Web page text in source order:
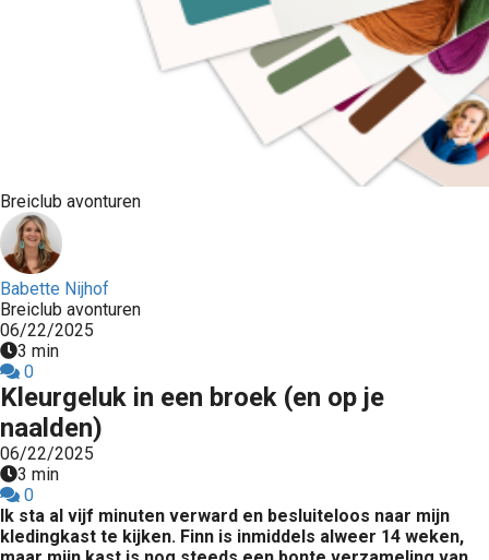
Breiclub avonturen
Babette Nijhof
Breiclub avonturen
06/22/2025
3 min
0
Kleurgeluk in een broek (en op je
naalden)
06/22/2025
3 min
0
Ik sta al vijf minuten verward en besluiteloos naar mijn
kledingkast te kijken. Finn is inmiddels alweer 14 weken,